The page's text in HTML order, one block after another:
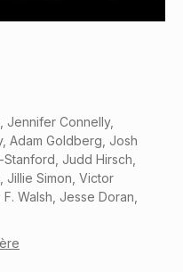
Jennifer Connelly,
Adam Goldberg, Josh
Judd Hirsch,
Jillie Simon, Victor
Walsh, Jesse Doran,